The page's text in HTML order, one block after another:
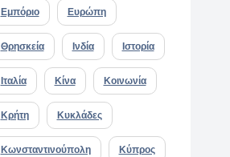
Εμπόριο Ευρώπη
Θρησκεία Ινδία Ιστορία
Ιταλία Κίνα Κοινωνία
Κρήτη Κυκλάδες
Κωνσταντινούπολη Κύπρος